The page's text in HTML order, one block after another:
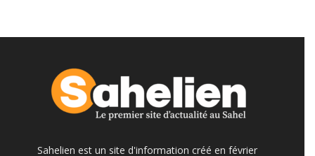
Sahelien est un site d'information créé en février